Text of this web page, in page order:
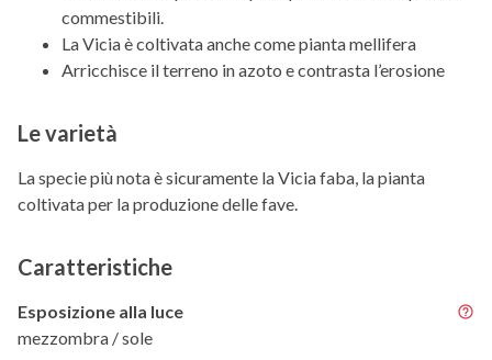
commestibili.
La Vicia è coltivata anche come pianta mellifera
Arricchisce il terreno in azoto e contrasta l’erosione
Le varietà
La specie più nota è sicuramente la Vicia faba, la pianta
coltivata per la produzione delle fave.
Caratteristiche
Esposizione alla luce
mezzombra / sole